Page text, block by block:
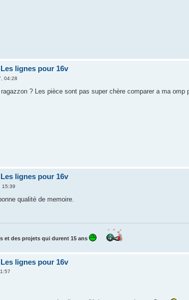
lignes pour 16v
04:28
? Les pièce sont pas super chère comparer a ma omp
lignes pour 16v
15:39
qualité de memoire.
et des projets qui durent 15 ans
lignes pour 16v